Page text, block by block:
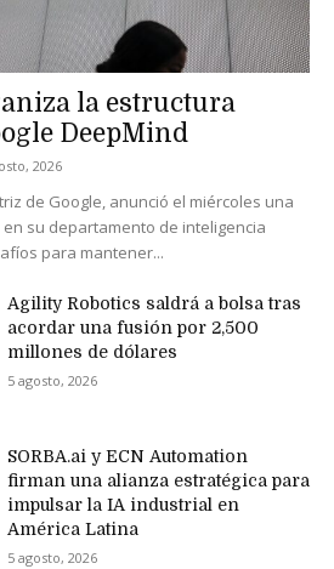
la estructura
DeepMind
2026
de Google, anunció el miércoles una
su departamento de inteligencia
para mantener...
Agility Robotics saldrá a bolsa tras
acordar una fusión por 2,500
millones de dólares
5 agosto, 2026
SORBA.ai y ECN Automation
firman una alianza estratégica para
impulsar la IA industrial en
América Latina
5 agosto, 2026